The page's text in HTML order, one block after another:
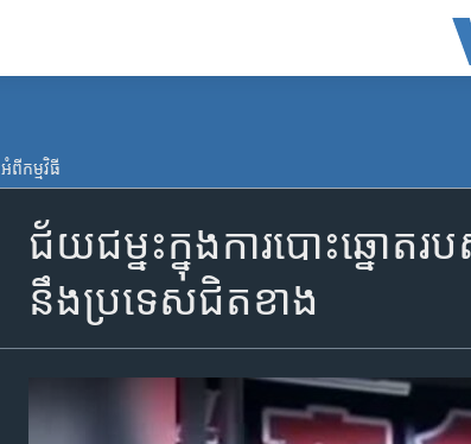
អំពី​កម្មវិធី​
ជ័យជម្នះ​ក្នុង​ការបោះឆ្នោត​
នឹង​ប្រទេស​ជិតខាង